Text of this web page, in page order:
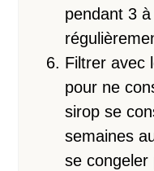
pendant 3
Filtrer avec
pour ne
sirop se
semaines
se congeler